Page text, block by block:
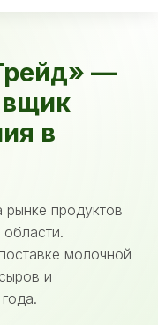
—
в
продуктов
молочной
и